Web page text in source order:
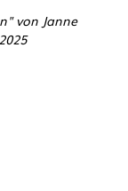
von Janne